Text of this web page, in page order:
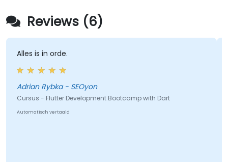
Reviews (6)
Alles is in orde.
Adrian Rybka - SEOyon
Cursus - Flutter Development Bootcamp with Dart
Automatisch vertaald